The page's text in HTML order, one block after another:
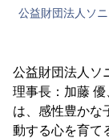
公益財団法人ソ
公益財団法人ソ
理事長：加藤
は、感性豊かな
動する心を育て